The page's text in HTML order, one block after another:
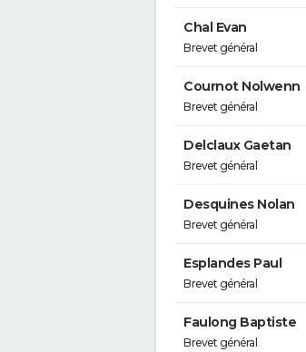
Chal Evan
Brevet général
Cournot Nolwenn
Brevet général
Delclaux Gaetan
Brevet général
Desquines Nolan
Brevet général
Esplandes Paul
Brevet général
Faulong Baptiste
Brevet général